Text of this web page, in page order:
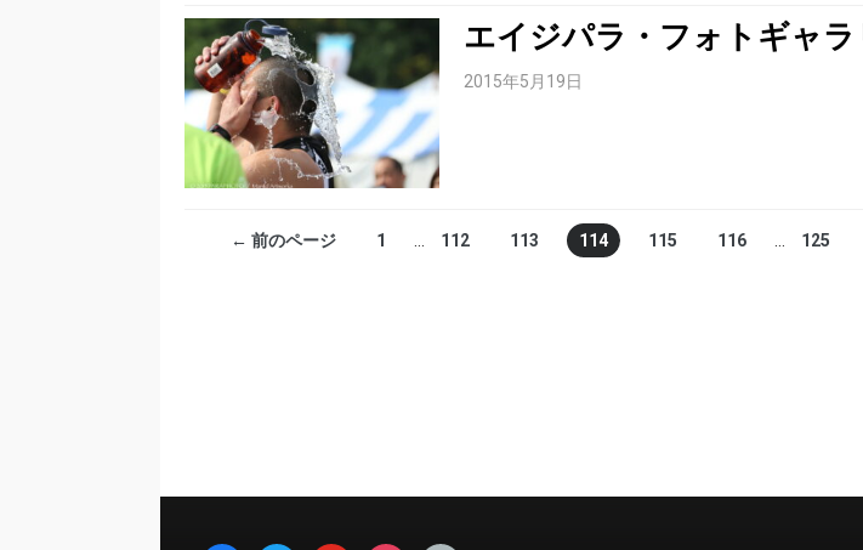
エイジパラ・フォトギャラ
2015年5月19日
← 前のページ 1 112 113 114 115 116 125